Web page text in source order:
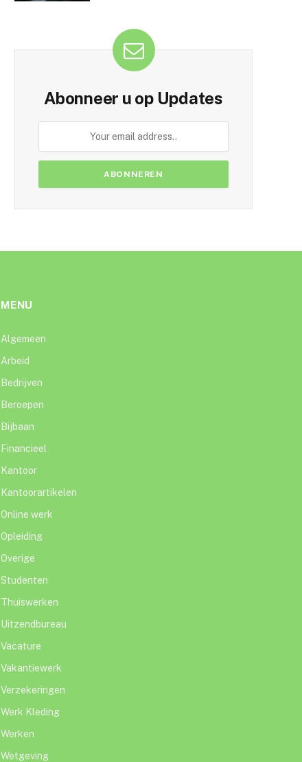
Abonneer u op Updates
MENU
Algemeen
Arbeid
Bedrijven
Beroepen
Bijbaan
Financieel
Kantoor
Kantoorartikelen
Online werk
Opleiding
Overige
Studenten
Thuiswerken
Uitzendbureau
Vacature
Vakantiewerk
Verzekeringen
Werk Kleding
Werken
Wetgeving